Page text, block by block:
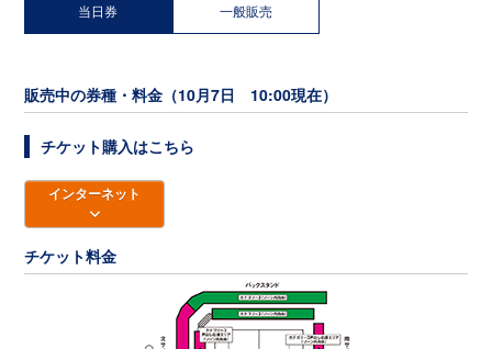
当日券 一般販売
販売中の券種・料金（10月7日 10:00現在）
チケット購入はこちら
インターネット
チケット料金